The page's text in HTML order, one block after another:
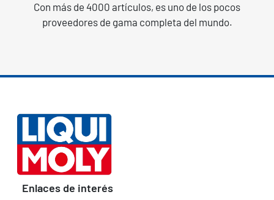
Con más de 4000 artículos, es uno de los pocos
proveedores de gama completa del mundo.
Enlaces de interés